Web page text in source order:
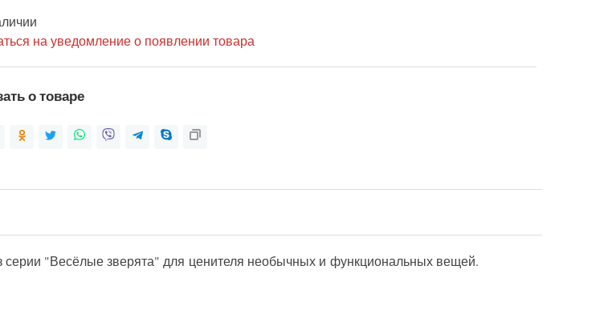
на уведомление о появлении товара
о товаре
серии "Весёлые зверята" для ценителя необычных и функциональных вещей.